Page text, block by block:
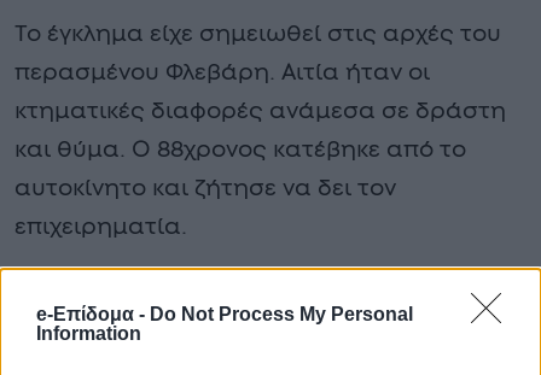
e-Επίδομα - Do Not Process My Personal
Information
Το έγκλημα είχε σημειωθεί στις αρχές του
περασμένου Φλεβάρη. Αιτία ήταν οι
κτηματικές διαφορές ανάμεσα σε δράστη
και θύμα. Ο 88χρονος κατέβηκε από το
αυτοκίνητο και ζήτησε να δει τον
επιχειρηματία.
Φωτόπουλος έφτασε στην είσοδο της